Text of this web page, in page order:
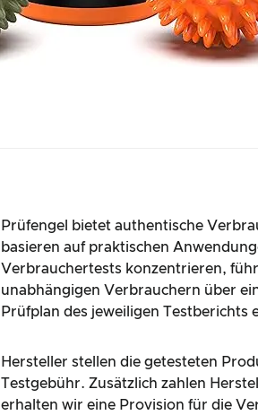
Prüfengel bietet authentische
basieren auf praktischen
Verbrauchertests konzentrieren,
unabhängigen Verbrauchern über
Prüfplan des jeweiligen Testberichts
Hersteller stellen die getesteten
Testgebühr. Zusätzlich zahlen
erhalten wir eine Provision für die